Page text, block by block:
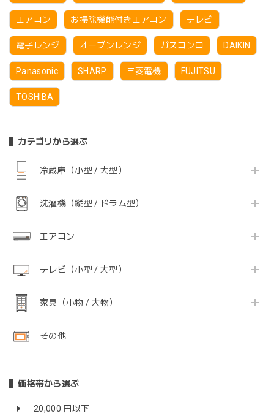
エアコン お掃除機能付きエアコン テレビ
電子レンジ オーブンレンジ ガスコンロ DAIKIN
Panasonic SHARP 三菱電機 FUJITSU
TOSHIBA
カテゴリから選ぶ
冷蔵庫（小型 / 大型）
洗濯機（縦型 / ドラム型）
エアコン
テレビ（小型 / 大型）
家具（小物 / 大物）
その他
価格帯から選ぶ
20,000 円以下